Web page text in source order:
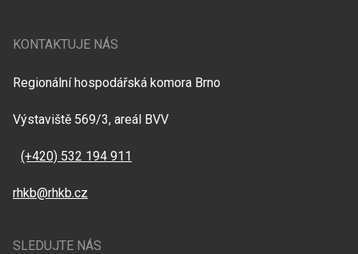
KONTAKTUJE NÁS
Regionální hospodářská komora Brno
Výstaviště 569/3, areál BVV
(+420) 532 194 911
rhkb@rhkb.cz
SLEDUJTE NÁS